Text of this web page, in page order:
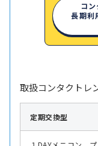
コ
長期利
取扱コンタクトレ
定期交換型